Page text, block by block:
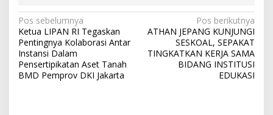
N
a
v
i
Pos sebelumnya
Ketua LIPAN RI Tegaskan
Pentingnya Kolaborasi Antar
Instansi Dalam
Pensertipikatan Aset Tanah
BMD Pemprov DKI Jakarta
Pos berikutnya
ATHAN JEPANG KUNJUNGI
SESKOAL, SEPAKAT
TINGKATKAN KERJA SAMA
BIDANG INSTITUSI
EDUKASI